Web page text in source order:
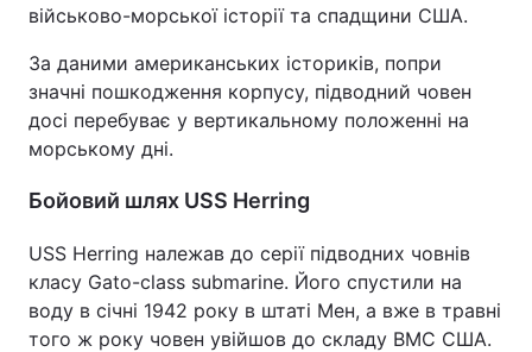
військово-морської історії та спадщини США.
За даними американських істориків, попри
значні пошкодження корпусу, підводний човен
досі перебуває у вертикальному положенні на
морському дні.
Бойовий шлях USS Herring
USS Herring належав до серії підводних човнів
класу Gato-class submarine. Його спустили на
воду в січні 1942 року в штаті Мен, а вже в травні
того ж року човен увійшов до складу ВМС США.